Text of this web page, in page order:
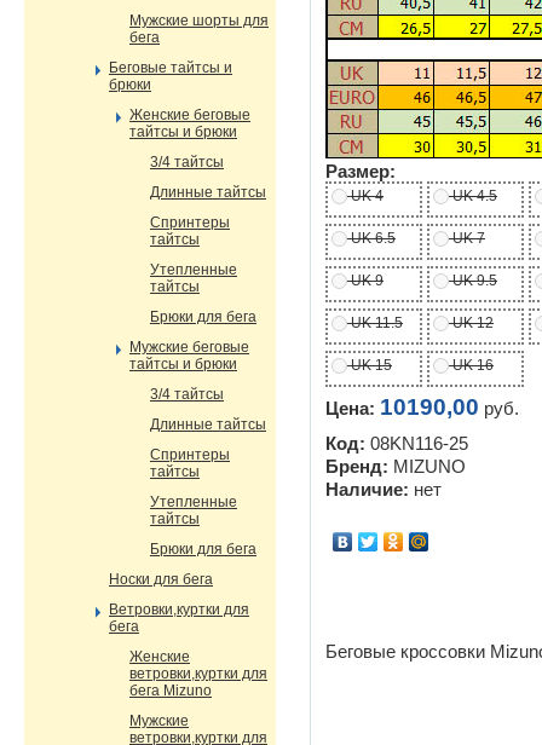
Размер:
UK 4 UK 4.5
UK 6.5 UK 7
UK 9 UK 9.5
UK 11.5 UK 12
UK 15 UK 16
Цена: 10190,00 руб.
Код: 08KN116-25
Бренд: MIZUNO
Наличие: нет
Беговые кроссовки
Мужские шорты для
бега
Беговые тайтсы и
брюки
Женские беговые
тайтсы и брюки
3/4 тайтсы
Длинные тайтсы
Спринтеры
тайтсы
Утепленные
тайтсы
Брюки для бега
Мужские беговые
тайтсы и брюки
3/4 тайтсы
Длинные тайтсы
Спринтеры
тайтсы
Утепленные
тайтсы
Брюки для бега
Носки для бега
Ветровки,куртки для
бега
Женские
ветровки,куртки для
бега Mizuno
Мужские
ветровки,куртки для